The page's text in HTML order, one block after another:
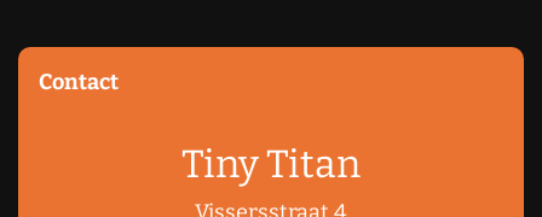
Contact
Tiny Titan